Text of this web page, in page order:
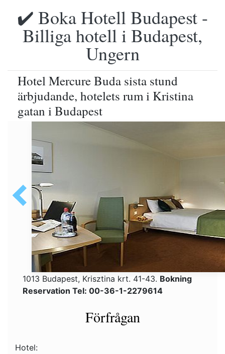
✔️ Boka Hotell Budapest -
Billiga hotell i Budapest,
Ungern
Hotel Mercure Buda sista stund
ärbjudande, hotelets rum i Kristina
gatan i Budapest
1013 Budapest, Krisztina krt. 41-43. Bokning
Reservation Tel: 00-36-1-2279614
Förfrågan
Hotel: